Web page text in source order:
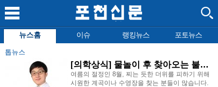
뉴스홈 이슈 랭킹뉴스 포토뉴스
톱뉴스
[의학상식] 물놀이 후 찾아오는 불청객, 급성 외이도염
여름의 절정인 8월, 찌는 듯한 더위를 피하기 위해
시원한 계곡이나 수영장을 찾는 분들이 많습니다.